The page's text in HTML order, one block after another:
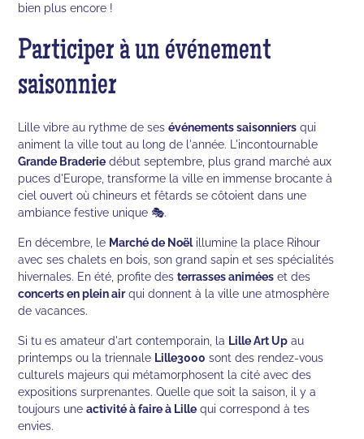
bien plus encore !
Participer à un événement
saisonnier
Lille vibre au rythme de sesévénements saisonniers qui
animent la ville tout au long de l'année. L'incontournable
Grande Braderie début septembre, plus grand marché aux
puces d'Europe, transforme la ville en immense brocante à
ciel ouvert où chineurs et fêtards se côtoient dans une
ambiance festive unique 🎭.
En décembre, le Marché de Noëlillumine la place Rihour
avec ses chalets en bois, son grand sapin et ses spécialités
hivernales. En été, profite desterrasses animées et des
concerts en plein airqui donnent à la ville une atmosphère
de vacances.
Si tu es amateur d'art contemporain, la Lille Art Up au
printemps ou la triennale Lille3000 sont des rendez-vous
culturels majeurs qui métamorphosent la cité avec des
expositions surprenantes. Quelle que soit la saison, il y a
toujours uneactivité à faire à Lille qui correspond à tes
envies.